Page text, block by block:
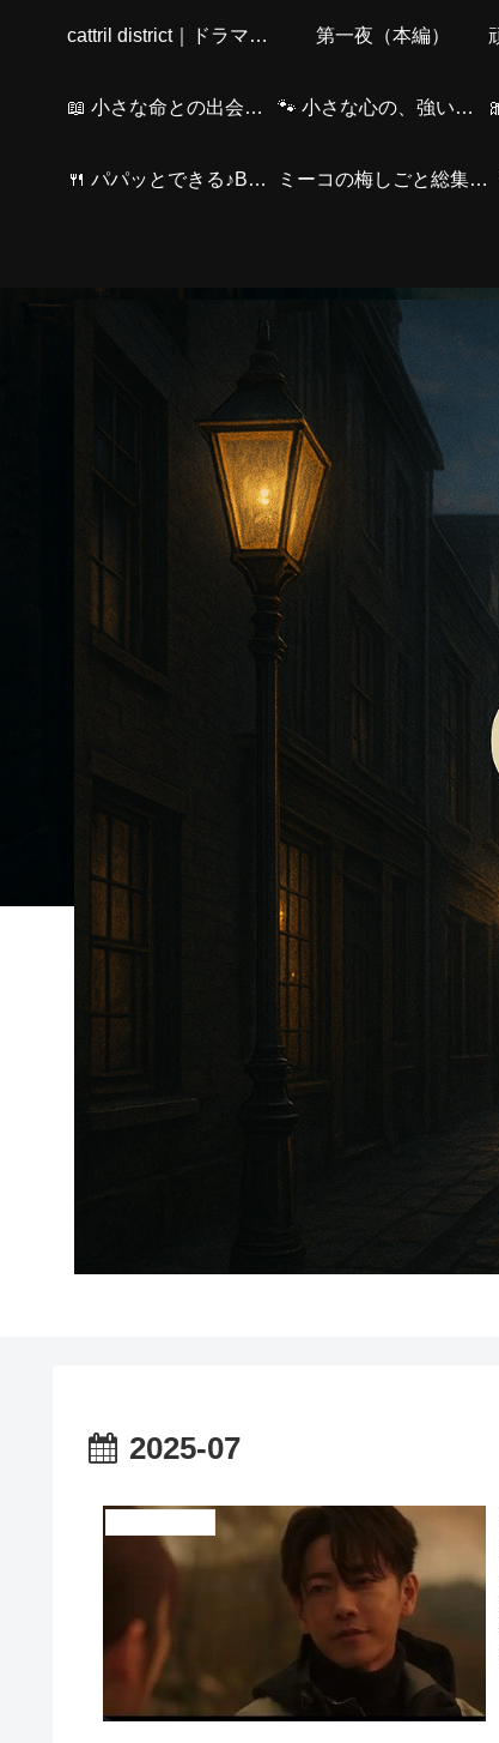
cattril district｜ドラマ感想・Amazonおすすめ・仲間紹介・猫の物語・介護 第一夜（本編）
📖 小さな命との出会い〜出会いのStory｜ミーコと、とらくん〜 🐾 小さな心の、強い友情～（くろくんver.）
🍴 パパッとできる♪BARのかんたんおつまみ ミーコの梅しごと総集編🫙
2025-07